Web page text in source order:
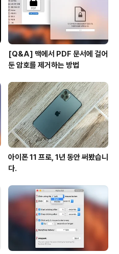
[Q&A] 맥에서 PDF 문서에 걸어
둔 암호를 제거하는 방법
아이폰 11 프로, 1년 동안 써봤습니
다.